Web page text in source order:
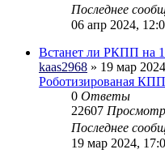
Последнее
06 апр 2024,
Встанет ли РКПП на
kaas2968 » 19 мар
Роботизированая КПП
0 Ответы
22607
Последнее
19 мар 2024,